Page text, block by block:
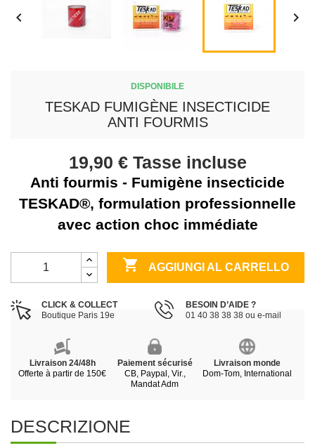
 
DISPONIBILE
TESKAD FUMIGÈNE INSECTICIDE
ANTI FOURMIS
19,90 € Tasse incluse
Anti fourmis - Fumigène insecticide
TESKAD®, formulation professionnelle
avec action choc immédiate
 AGGIUNGI AL CARRELLO
CLICK & COLLECT
Boutique Paris 19e
BESOIN D’AIDE ?
01 40 38 38 38 ou e-mail
Livraison 24/48h
Offerte à partir de 150€
Paiement sécurisé
CB, Paypal, Vir.,
Mandat Adm
Livraison monde
Dom-Tom, International
DESCRIZIONE